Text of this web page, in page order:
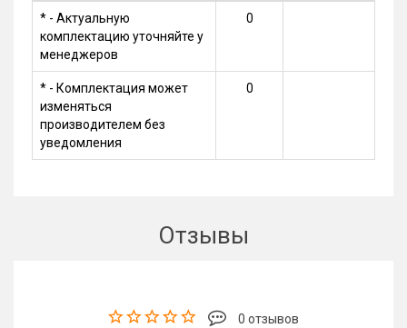
* - Актуальную
комплектацию уточняйте у
менеджеров
0
* - Комплектация может
изменяться
производителем без
уведомления
0
Отзывы
0 отзывов